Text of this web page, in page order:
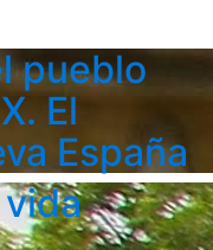
pueblo
El
España